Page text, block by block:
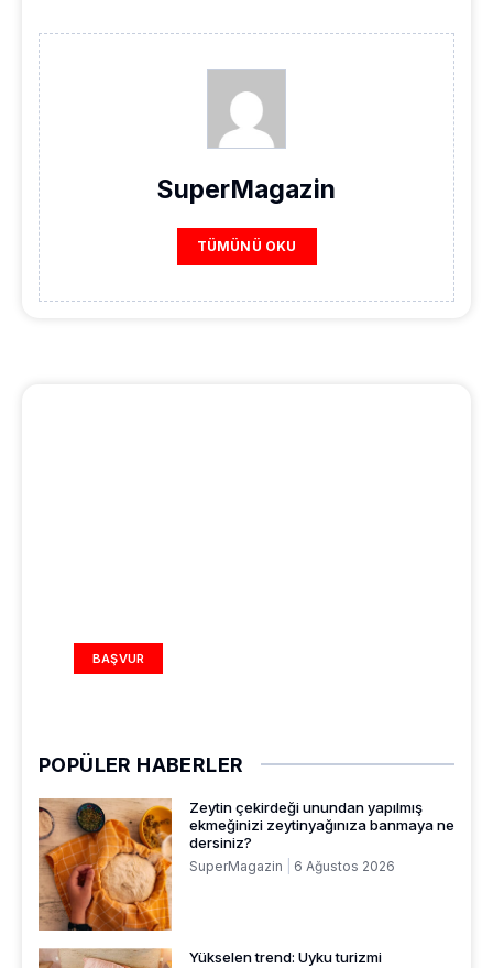
SuperMagazin
TÜMÜNÜ OKU
BAŞVUR
POPÜLER HABERLER
Zeytin çekirdeği unundan yapılmış
ekmeğinizi zeytinyağınıza banmaya ne
dersiniz?
SuperMagazin 6 Ağustos 2026
Yükselen trend: Uyku turizmi